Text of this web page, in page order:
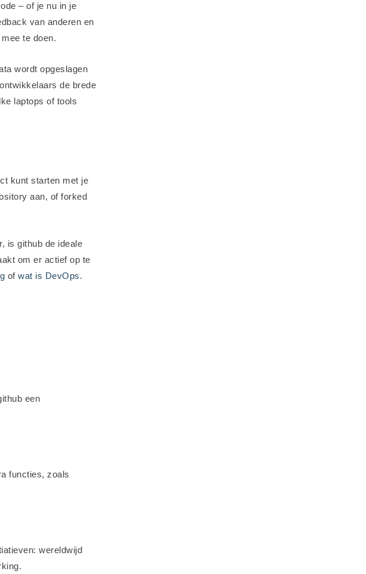
– of je nu in je
van anderen en
te doen.
wordt opgeslagen
de brede
laptops of tools
kunt starten met je
aan, of forked
is github de ideale
om er actief op te
of wat is DevOps.
een
functies, zoals
wereldwijd